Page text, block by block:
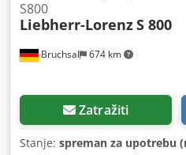
Bruchsal 674 km
S800
Liebherr-LorenzS 800
Zatražiti
Stanje: spreman za upotrebu